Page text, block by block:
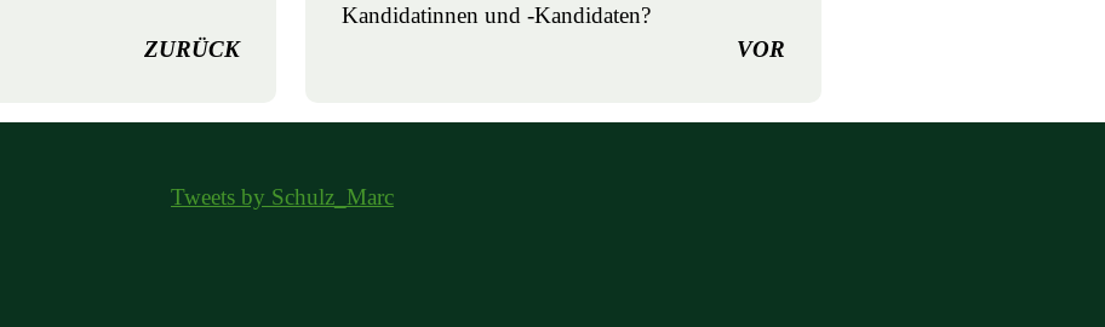
ZURÜCK
Kandidatinnen und -Kandidaten?
VOR
Tweets by Schulz_Marc